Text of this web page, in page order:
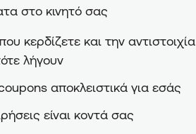
στο κινητό σας
κερδίζετε και την αντιστοιχία
λήγουν
αποκλειστικά για εσάς
είναι κοντά σας